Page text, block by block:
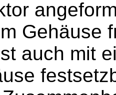
Gehäuse
auch mit